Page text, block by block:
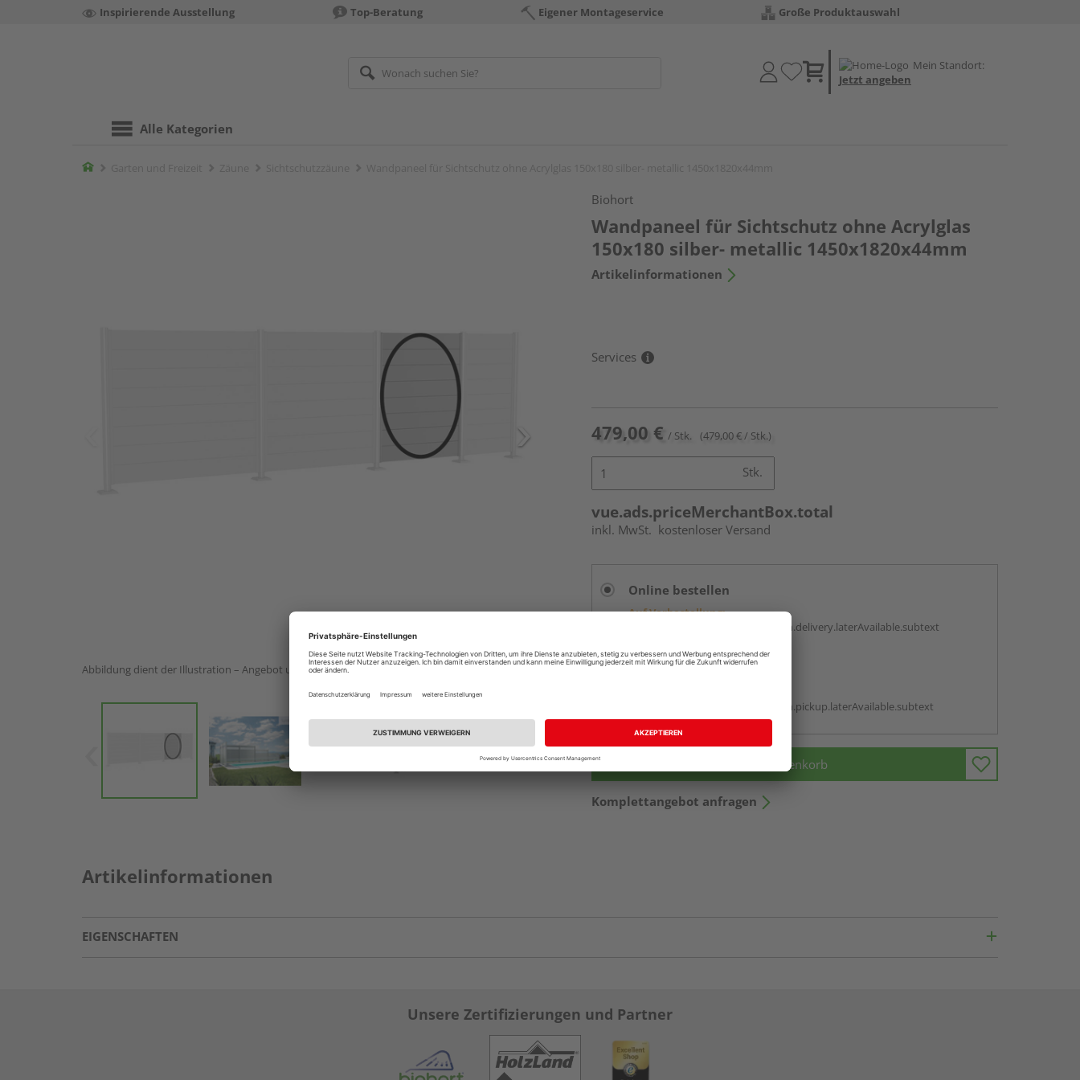
Inspirierende Ausstellung Top-Beratung Eigener Montageservice Große Produktauswahl
Mein Standort:
Jetzt angeben
Alle Kategorien
Home
Abbildung dient der Illustration – Angebot umfasst 1 Stück.
Biohort
Wandpaneel für Sichtschutz ohne Acrylglas
150x180 silber- metallic 1450x1820x44mm
Artikelinformationen
Services
479,00 € / Stk. (479,00 € / Stk.)
Stk.
vue.ads.priceMerchantBox.total
inkl. MwSt. kostenloser Versand
Online bestellen
Auf Vorbestellung:
vue.ads.priceMerchantBox.option.delivery.laterAvailable.subtext
Beim Händler abholen
vue.ads.priceMerchantBox.option.pickup.laterAvailable.subtext
In den Warenkorb
Komplettangebot anfragen
Artikelinformationen
EIGENSCHAFTEN
Unsere Zertifizierungen und Partner